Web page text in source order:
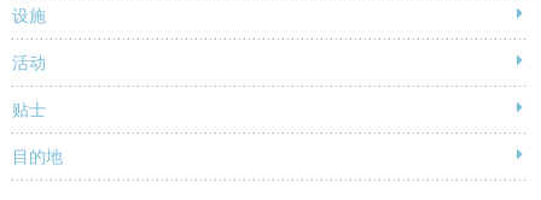
设施
活动
贴士
目的地